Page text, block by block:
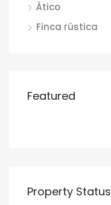
Ático
Finca rústica
Featured
Property Status